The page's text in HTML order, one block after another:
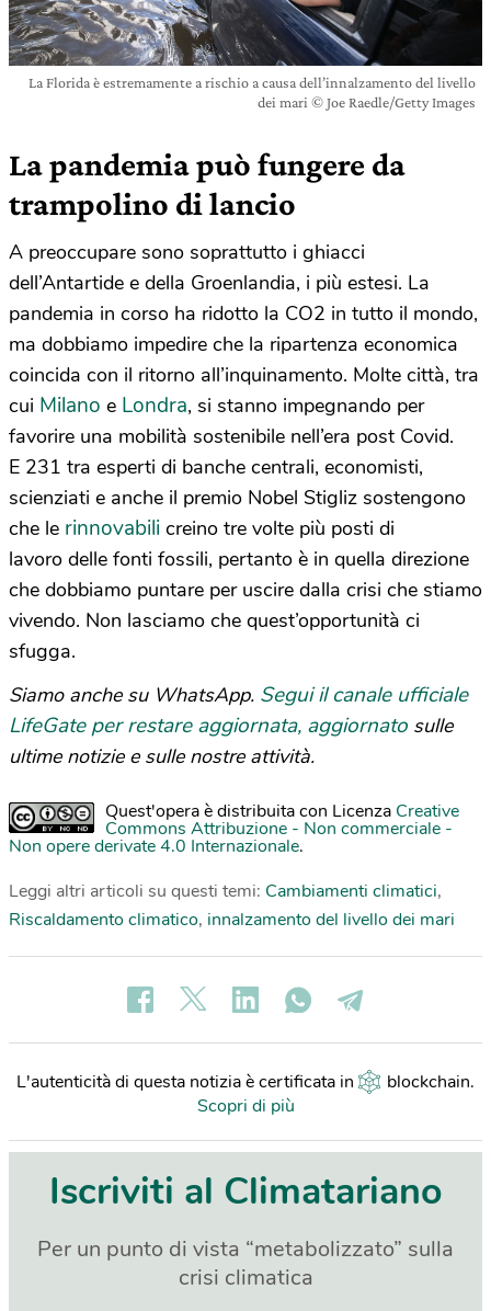
La Florida è estremamente a rischio a causa dell’innalzamento del livello
dei mari © Joe Raedle/Getty Images
La pandemia può fungere da
trampolino di lancio
A preoccupare sono soprattutto i ghiacci
dell’Antartide e della Groenlandia, i più estesi. La
pandemia in corso ha ridotto la CO2 in tutto il mondo,
ma dobbiamo impedire che la ripartenza economica
coincida con il ritorno all’inquinamento. Molte città, tra
cui Milano e Londra, si stanno impegnando per
favorire una mobilità sostenibile nell’era post Covid.
E 231 tra esperti di banche centrali, economisti,
scienziati e anche il premio Nobel Stigliz sostengono
che le rinnovabili creino tre volte più posti di
lavoro delle fonti fossili, pertanto è in quella direzione
che dobbiamo puntare per uscire dalla crisi che stiamo
vivendo. Non lasciamo che quest’opportunità ci
sfugga.
Siamo anche su WhatsApp. Segui il canale ufficiale
LifeGate per restare aggiornata, aggiornato sulle
ultime notizie e sulle nostre attività.
Quest'opera è distribuita con Licenza Creative
Commons Attribuzione - Non commerciale -
Non opere derivate 4.0 Internazionale.
Leggi altri articoli su questi temi: Cambiamenti climatici,
Riscaldamento climatico, innalzamento del livello dei mari
L'autenticità di questa notizia è certificata in blockchain.
Scopri di più
Iscriviti al Climatariano
Per un punto di vista “metabolizzato” sulla
crisi climatica